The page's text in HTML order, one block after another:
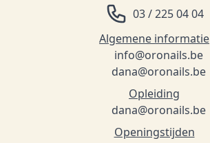
03 / 225 04 04
Algemene informatie
info@oronails.be
dana@oronails.be
Opleiding
dana@oronails.be
Openingstijden